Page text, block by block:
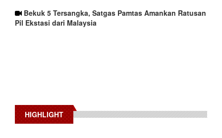
Bekuk 5 Tersangka, Satgas Pamtas Amankan Ratusan
Pil Ekstasi dari Malaysia
HIGHLIGHT